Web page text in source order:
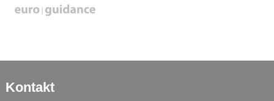
Kontakt